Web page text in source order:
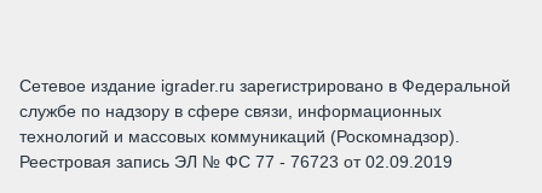
Сетевое издание igrader.ru зарегистрировано в Федеральной
службе по надзору в сфере связи, информационных
технологий и массовых коммуникаций (Роскомнадзор).
Реестровая запись ЭЛ № ФС 77 - 76723 от 02.09.2019